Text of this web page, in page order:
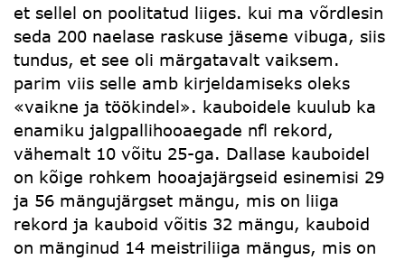
et sellel on poolitatud liiges. kui ma võrdlesin
seda 200 naelase raskuse jäseme vibuga, siis
tundus, et see oli märgatavalt vaiksem.
parim viis selle amb kirjeldamiseks oleks
«vaikne ja töökindel». kauboidele kuulub ka
enamiku jalgpallihooaegade nfl rekord,
vähemalt 10 võitu 25-ga. Dallase kauboidel
on kõige rohkem hooajajärgseid esinemisi 29
ja 56 mängujärgset mängu, mis on liiga
rekord ja kauboid võitis 32 mängu, kauboid
on mänginud 14 meistriliiga mängus, mis on